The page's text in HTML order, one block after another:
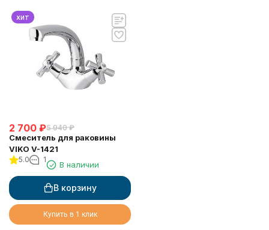
хит
2 700 ₽5 940 ₽
Смеситель для раковины
VIKO V-1421
5.0 1
В наличии
В корзину
Купить в 1 клик